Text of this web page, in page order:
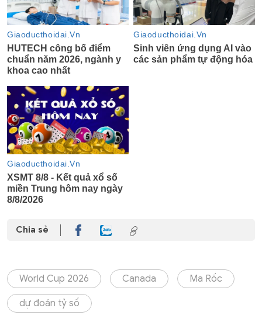
Chia sẻ
World Cup 2026 Canada Ma Rốc
dự đoán tỷ số